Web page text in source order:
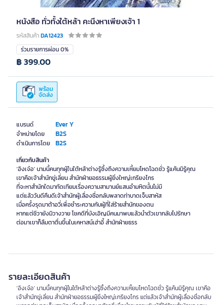
หนังสือ ทั่วทั้งใต้หล้า คะนึงหาเพียงเจ้า 1
รหัสสินค้าDA12423
แบรนด์ Ever Y
จำหน่ายโดย B2S
ดำเนินการโดย B2S
ร่วมรายการผ่อน 0%
พร้อม
จัดส่ง
฿ 399.00
เกี่ยวกับสินค้า
‘อิงเจ๋อ’ นามนี้คนทุกผู้ในใต้หล้าต่างรู้ซึ้งถึงความเหี้ยมโหดโฉดชั่ว รู้แค้นมิรู้คุณ
เขาคือเจ้าสำนักขู่เลี่ยน สำนักฝ่ายอธรรมผู้ยิ่งใหญ่เกรียงไกร
ที่จะหาสำนักใดมาทัดเทียมเรื่องความสามานย์แสนอำมหิตนั้นไม่มี
แต่แล้ววันดีคืนดีเจ้าสำนักผู้เลื่องชื่อกลับพลาดท่าบาดเจ็บสาหัส
เมื่อครั้งรุดมาต้าอวี่เพื่อชำระความกับผู้ที่ใส่ร้ายสำนักของตน
หากแต่ชีวายังมิวางวาย โชคดีที่บังเอิญมีคนมาพบแล้วนำตัวเขากลับไปรักษา
ต่อมาเขาก็ลืมตาตื่นขึ้นในเคหาสน์เฮ่าอี้ สำนักฝ่ายธรร
รายละเอียดสินค้า
‘อิงเจ๋อ’ นามนี้คนทุกผู้ในใต้หล้าต่างรู้ซึ้งถึงความเหี้ยมโหดโฉดชั่ว รู้แค้นมิรู้คุณ เขาคือ
เจ้าสำนักขู่เลี่ยน สำนักฝ่ายอธรรมผู้ยิ่งใหญ่เกรียงไกร แต่แล้วเจ้าสำนักผู้เลื่องชื่อกลับ